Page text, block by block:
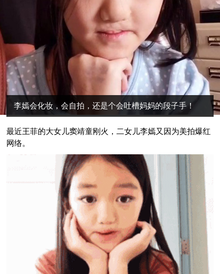
李嫣会化妆，会自拍，还是个会吐槽妈妈的段子手！
最近王菲的大女儿窦靖童刚火，二女儿李嫣又因为美拍爆红
网络。